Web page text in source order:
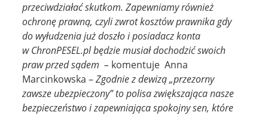
przeciwdziałać skutkom. Zapewniamy również
ochronę prawną, czyli zwrot kosztów prawnika gdy
do wyłudzenia już doszło i posiadacz konta
w ChronPESEL.pl będzie musiał dochodzić swoich
praw przed sądem – komentuje Anna
Marcinkowska –Zgodnie z dewizą „przezorny
zawsze ubezpieczony” to polisa zwiększająca nasze
bezpieczeństwo i zapewniająca spokojny sen, które